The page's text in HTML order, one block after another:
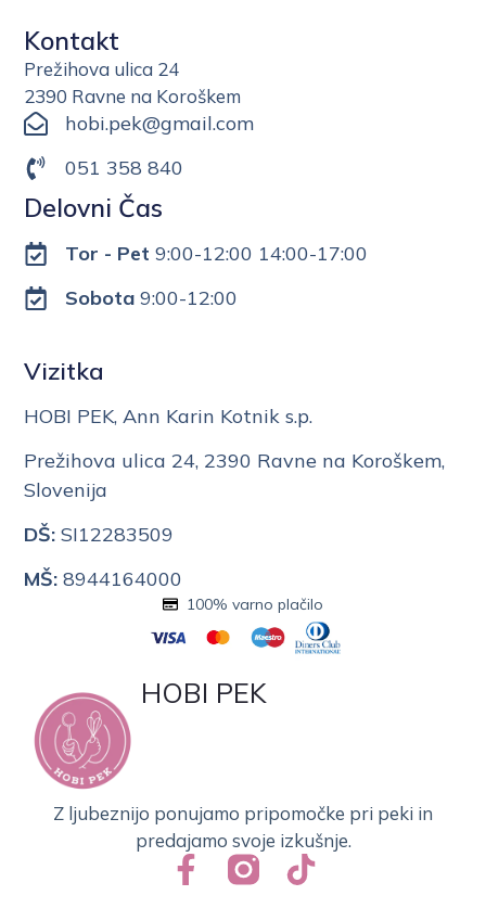
Kontakt
Prežihova ulica 24
2390 Ravne na Koroškem
hobi.pek@gmail.com
051 358 840
Delovni Čas
Tor - Pet 9:00-12:00 14:00-17:00
Sobota9:00-12:00
Vizitka
HOBI PEK, Ann Karin Kotnik s.p.
Prežihova ulica 24, 2390 Ravne na Koroškem,
Slovenija
DŠ: SI12283509
MŠ: 8944164000
HOBI PEK
Z ljubeznijo ponujamo pripomočke pri peki in
predajamo svoje izkušnje.
100% varno plačilo